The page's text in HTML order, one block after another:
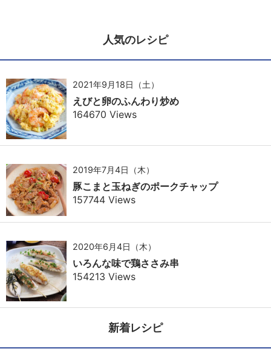
人気のレシピ
2021年9月18日（土）
えびと卵のふんわり炒め
164670 Views
2019年7月4日（木）
豚こまと玉ねぎのポークチャップ
157744 Views
2020年6月4日（木）
いろんな味で鶏ささみ串
154213 Views
新着レシピ